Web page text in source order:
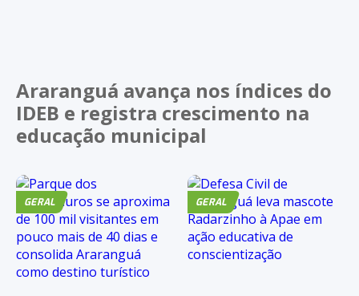
Araranguá avança nos índices do
IDEB e registra crescimento na
educação municipal
GERAL GERAL